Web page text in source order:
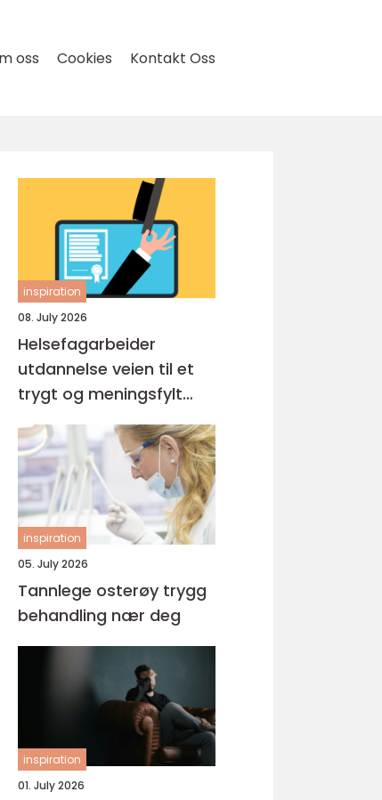
oss Cookies Kontakt Oss
inspiration
08. July 2026
Helsefagarbeider
utdannelse veien til et
trygt og meningsfylt
yrke
inspiration
05. July 2026
Tannlege osterøy trygg
behandling nær deg
inspiration
01. July 2026